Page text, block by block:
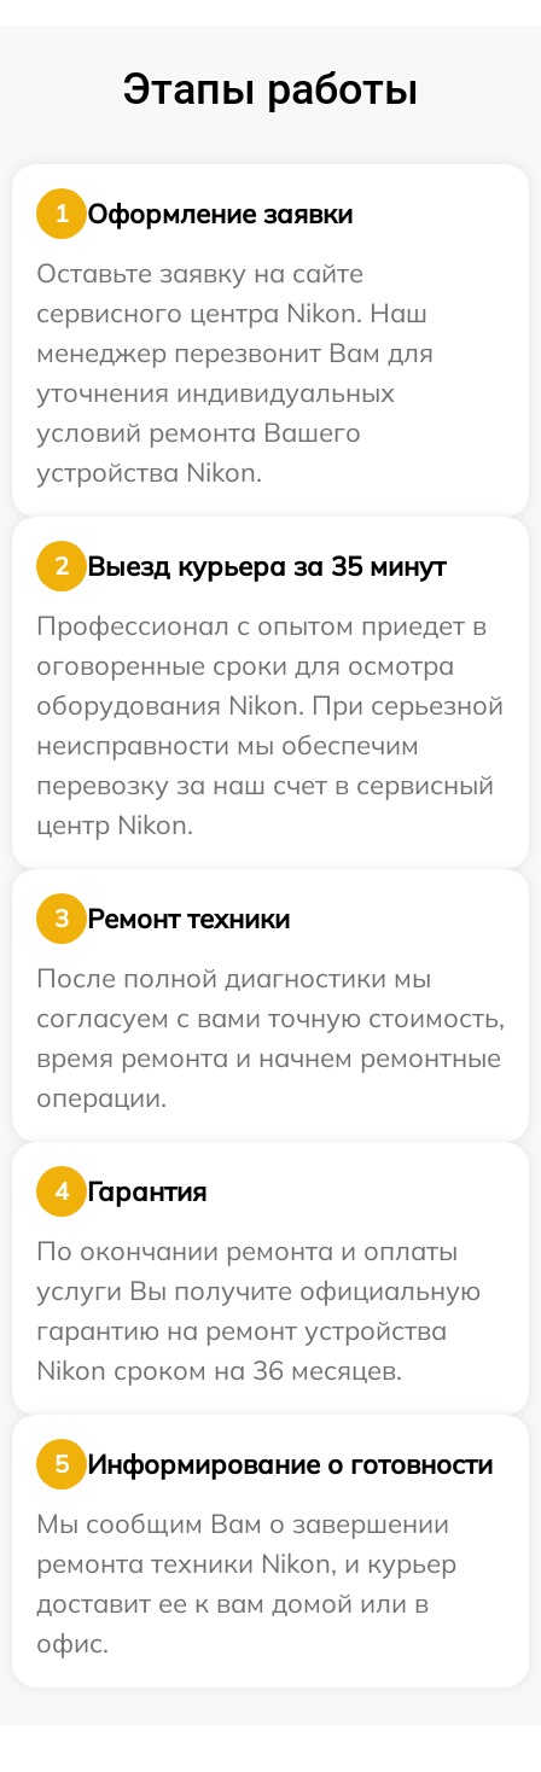
Этапы работы
1
Оформление заявки
Оставьте заявку на сайте
сервисного центра Nikon. Наш
менеджер перезвонит Вам для
уточнения индивидуальных
условий ремонта Вашего
устройства Nikon.
2
Выезд курьера за 35 минут
Профессионал с опытом приедет в
оговоренные сроки для осмотра
оборудования Nikon. При серьезной
неисправности мы обеспечим
перевозку за наш счет в сервисный
центр Nikon.
3
Ремонт техники
После полной диагностики мы
согласуем с вами точную стоимость,
время ремонта и начнем ремонтные
операции.
4
Гарантия
По окончании ремонта и оплаты
услуги Вы получите официальную
гарантию на ремонт устройства
Nikon сроком на 36 месяцев.
5
Информирование о готовности
Мы сообщим Вам о завершении
ремонта техники Nikon, и курьер
доставит ее к вам домой или в
офис.